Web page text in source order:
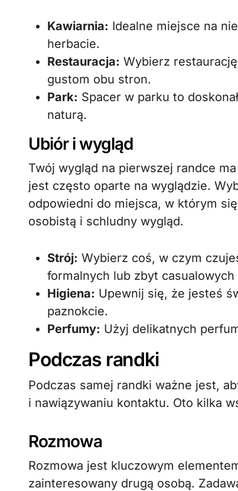
Kawiarnia: Idealne miejsce na
herbacie.
Restauracja: Wybierz
gustom obu stron.
Park: Spacer w parku to
naturą.
Ubiór i wygląd
Twój wygląd na pierwszej randce
jest często oparte na wyglądzie.
odpowiedni do miejsca, w którym
osobistą i schludny wygląd.
Strój: Wybierz coś, w czym
formalnych lub zbyt casualowych
Higiena: Upewnij się, że jesteś
paznokcie.
Perfumy: Użyj delikatnych
Podczas randki
Podczas samej randki ważne jest,
i nawiązywaniu kontaktu. Oto kilka
Rozmowa
Rozmowa jest kluczowym
zainteresowany drugą osobą.